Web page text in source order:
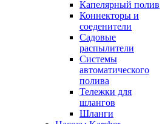
Капелярный полив
Коннекторы и
соеденители
Садовые
распылители
Системы
автоматического
полива
Тележки для
шлангов
Шланги